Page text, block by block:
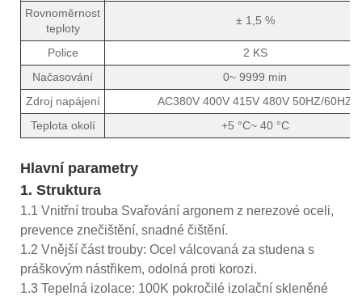
Rovnoměrnost
teploty
± 1,5 %
Police
2 KS
Načasování
0~ 9999 min
Zdroj napájení
AC380V 400V 415V 480V 50HZ/60HZ
Teplota okolí
+5 °C~ 40 °C
Hlavní parametry
1. Struktura
1.1 Vnitřní trouba Svařování argonem z nerezové oceli,
prevence znečištění, snadné čištění.
1.2 Vnější část trouby: Ocel válcovaná za studena s
práškovým nástřikem, odolná proti korozi.
1.3 Tepelná izolace: 100K pokročilé izolační skleněné